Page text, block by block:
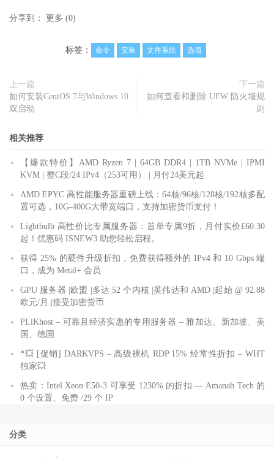
分享到： 更多 (0)
标签： 命令 安装 文件系统 选项
上一篇
如何安装CentOS 7与Windows 10
双启动
下一篇
如何查看和删除 UFW 防火墙规
则
相关推荐
【爆款特价】AMD Ryzen 7 | 64GB DDR4 | 1TB NVMe | IPMI
KVM | 整C段/24 IPv4（253可用） | 月付24美元起
AMD EPYC 高性能服务器重磅上线：64核/96核/128核/192核多配
置可选，10G-400G大带宽端口，支持加密货币支付！
Lightbulb 高性价比专属服务器：首单专属9折，月付实价£60.30
起！优惠码 ISNEW3 助您轻松启程。
获得 25% 的硬件升级折扣，免费获得额外的 IPv4 和 10 Gbps 端
口，成为 Metal+ 会员
GPU 服务器 |欧盟 |多达 52 个内核 |英伟达和 AMD |起始 @ 92.88
欧元/月 |接受加密货币
PLiKhost – 可靠且经济实惠的专用服务器 – 雅加达、新加坡、美
国、德国
*💥 [促销] DARKVPS – 高级裸机 RDP 15% 经常性折扣 – WHT
独家💥
热卖：Intel Xeon E50-3 可享受 1230% 的折扣 — Amanah Tech 的
0 个设置、免费 /29 个 IP
分类